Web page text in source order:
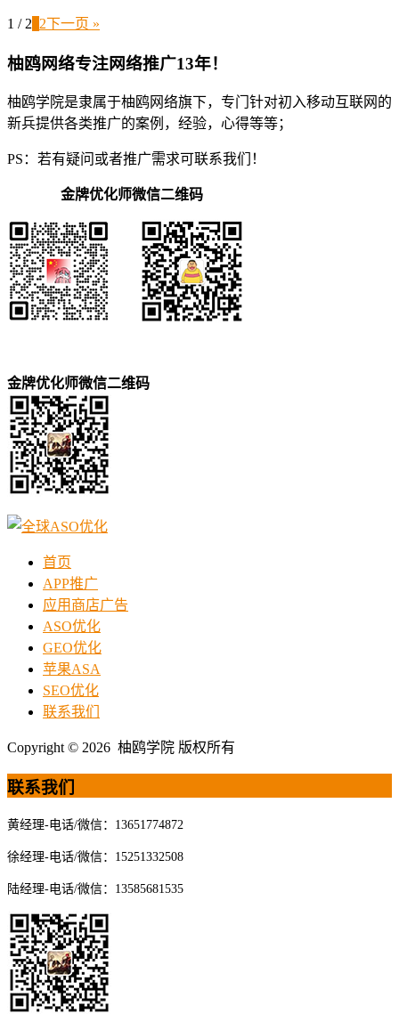
1 / 2 2下一页 »
柚鸥网络专注网络推广13年！
柚鸥学院是隶属于柚鸥网络旗下，专门针对初入移动互联网的
新兵提供各类推广的案例，经验，心得等等；
PS：若有疑问或者推广需求可联系我们！
金牌优化师微信二维码
金牌优化师微信二维码
首页
APP推广
应用商店广告
ASO优化
GEO优化
苹果ASA
SEO优化
联系我们
Copyright © 2026 柚鸥学院 版权所有
联系我们
黄经理-电话/微信：13651774872
徐经理-电话/微信：15251332508
陆经理-电话/微信：13585681535